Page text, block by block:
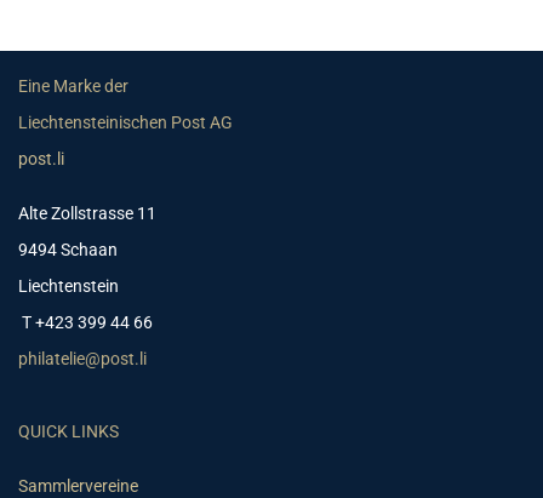
Eine Marke der
Liechtensteinischen Post AG
post.li
Alte Zollstrasse 11
9494 Schaan
Liechtenstein
T +423 399 44 66
philatelie@post.li
QUICK LINKS
Sammlervereine